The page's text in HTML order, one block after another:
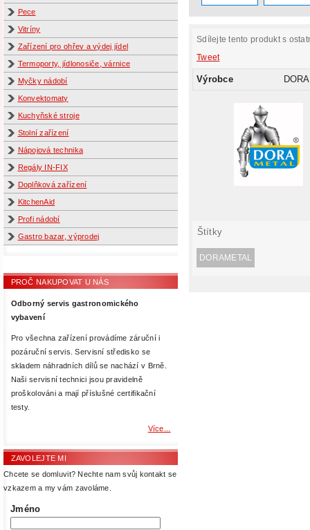
Pece
Vitríny
Zařízení pro ohřev a výdej jídel
Termoporty, jídlonosiče, várnice
Myčky nádobí
Konvektomaty
Kuchyňské stroje
Stolní zařízení
Nápojová technika
Regály IN-FIX
Doplňková zařízení
KitchenAid
Profi nádobí
Gastro bazar, výprodej
PROČ NAKUPOVAT U NÁS
Odborný servis gastronomického
vybavení
Pro všechna zařízení provádíme záruční i
pozáruční servis. Servisní středisko se
skladem náhradních dílů se nachází v Brně.
Naši servisní technici jsou pravidelně
proškolováni a mají příslušné certifikační
testy.
Více...
ZAVOLEJTE MI
Chcete se domluvit? Nechte nam svůj kontakt se
vzkazem a my vám zavoláme.
Jméno
Sdílejte tento produkt s
Tweet
Výrobce
Štítky
DORAMETAL